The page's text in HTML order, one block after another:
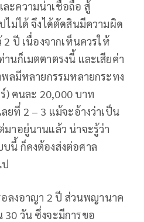
ละความน่าเชื่อถือ สู้
ไม่ได้ จึงได้ตัดสินมีความผิด
ปี เนื่องจากเห็นควรให้
นก็เมตตาตรงนี้ และเสียค่า
ลมีหลายกรรมหลายกระทง
) คนละ 20,000 บาท
ยที่ 2 – 3 แม้จะอ้างว่าเป็น
าอยู่นานแล้ว น่าจะรู้ว่า
นี้ ก็คงต้องส่งต่อศาล
อลงอาญา 2 ปี ส่วนพญานาค
30 วัน ซึ่งจะมีการขอ